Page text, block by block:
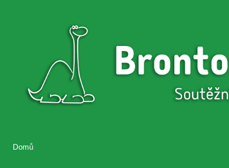
Brontosaurus
Brontosaurus
Domů